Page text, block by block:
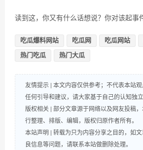
读到这，你又有什么话想说？你对该起事
吃瓜爆料网站 吃瓜网 吃瓜网站
热门吃瓜 热门大瓜
友情提示 | 本文内容仅供参考；不代表本站
任何引导和建议，请大家基于自己的认知独立
版权相关 | 部分文章源于网络以及网友投稿
行整理、排版、编辑，版权归原作者所有。
本站声明 | 转载为只为内容分享之目的，如
良信息等问题，请联系本站做删除处理。